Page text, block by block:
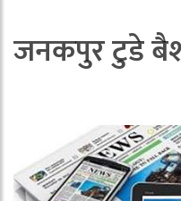
जनकपुर टुडे